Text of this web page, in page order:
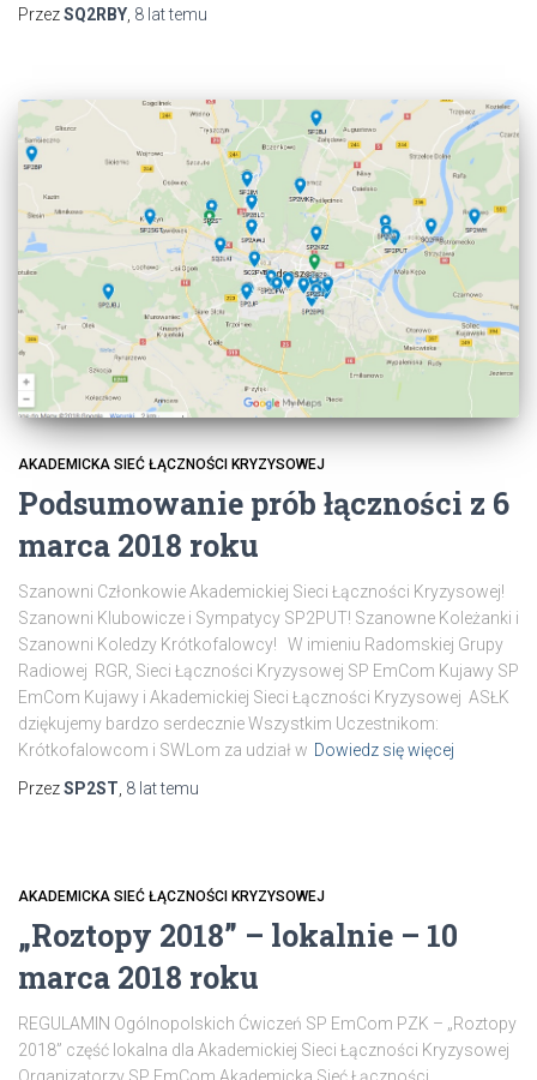
PrzezSQ2RBY 8 lattemu
AKADEMICKA SIEĆ ŁĄCZNOŚCI KRYZYSOWEJ
Podsumowanie prób łączności z 6
marca 2018 roku
Szanowni Członkowie Akademickiej Sieci Łączności Kryzysowej!
Szanowni Klubowicze i Sympatycy SP2PUT! Szanowne Koleżanki i
Szanowni Koledzy Krótkofalowcy! W imieniu Radomskiej Grupy
Radiowej RGR, Sieci Łączności Kryzysowej SP EmCom Kujawy SP
EmCom Kujawy i Akademickiej Sieci Łączności Kryzysowej ASŁK
dziękujemy bardzo serdecznie Wszystkim Uczestnikom:
Krótkofalowcom i SWLom za udział w Dowiedz się więcej
PrzezSP2ST 8 lattemu
AKADEMICKA SIEĆ ŁĄCZNOŚCI KRYZYSOWEJ
„Roztopy 2018” – lokalnie – 10
marca 2018 roku
REGULAMIN Ogólnopolskich Ćwiczeń SP EmCom PZK – „Roztopy
2018” część lokalna dla Akademickiej Sieci Łączności Kryzysowej